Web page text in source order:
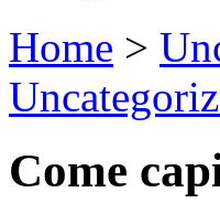
Home >
Come